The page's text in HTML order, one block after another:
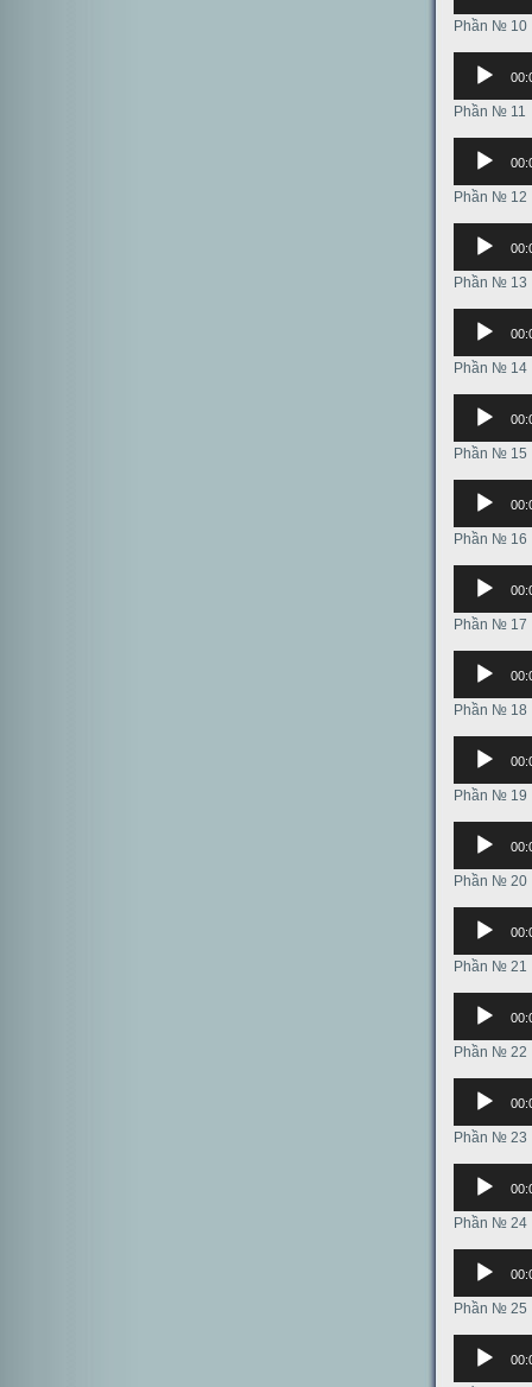
Phần № 10
Аудиоплеер
Phần № 11
Аудиоплеер
Phần № 12
Аудиоплеер
Phần № 13
Аудиоплеер
Phần № 14
Аудиоплеер
Phần № 15
Аудиоплеер
Phần № 16
Аудиоплеер
Phần № 17
Аудиоплеер
Phần № 18
Аудиоплеер
Phần № 19
Аудиоплеер
Phần № 20
Аудиоплеер
Phần № 21
Аудиоплеер
Phần № 22
Аудиоплеер
Phần № 23
Аудиоплеер
Phần № 24
Аудиоплеер
Phần № 25
Аудиоплеер